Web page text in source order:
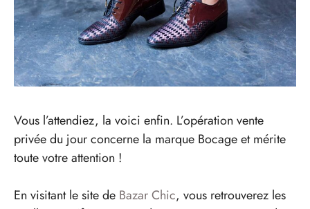
Vous l’attendiez, la voici enfin. L’opération vente
privée du jour concerne la marque Bocage et mérite
toute votre attention !
En visitant le site de Bazar Chic, vous retrouverez les